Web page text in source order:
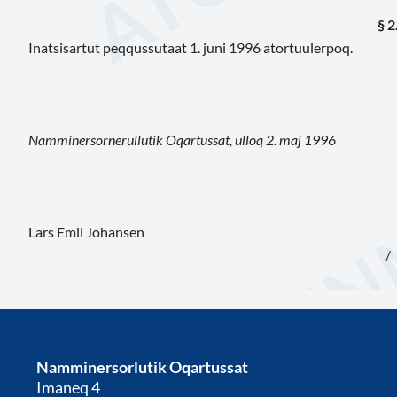
§
Inatsisartut peqqussutaat 1. juni 1996 atortuulerpoq.
Namminersornerullutik Oqartussat, ulloq 2. maj 1996
Lars Emil Johansen
/
Namminersorlutik Oqartussat
Imaneq 4